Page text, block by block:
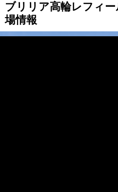
ブリリア高輪レフィ
場情報